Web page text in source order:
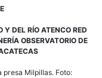
Y DEL RÍO ATENCO RED
OBSERVATORIO DE
Milpillas. Foto: